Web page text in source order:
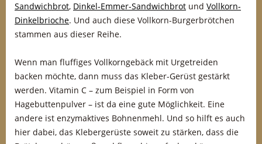
Sandwichbrot, Dinkel-Emmer-Sandwichbrot und Vollkorn-
Dinkelbrioche. Und auch diese Vollkorn-Burgerbrötchen
stammen aus dieser Reihe.
Wenn man fluffiges Vollkorngebäck mit Urgetreiden
backen möchte, dann muss das Kleber-Gerüst gestärkt
werden. Vitamin C – zum Beispiel in Form von
Hagebuttenpulver – ist da eine gute Möglichkeit. Eine
andere ist enzymaktives Bohnenmehl. Und so hilft es auch
hier dabei, das Klebergerüste soweit zu stärken, dass die